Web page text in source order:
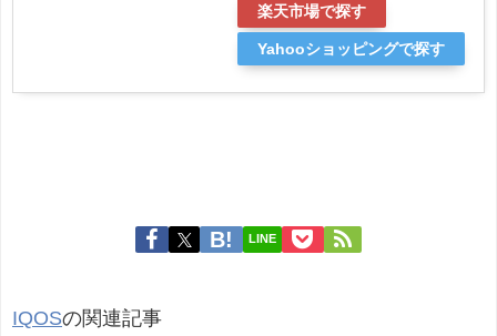
楽天市場で探す
Yahooショッピングで探す
LINE
IQOSの関連記事